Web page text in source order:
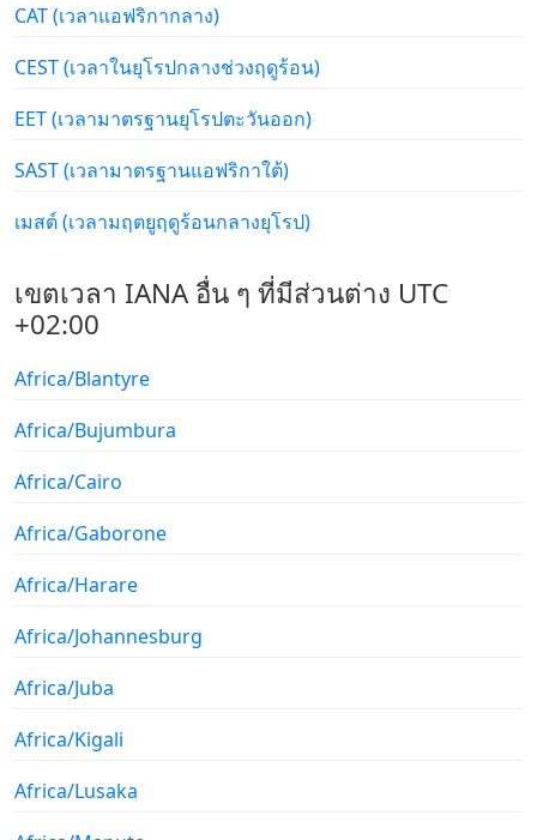
CAT (เวลาแอฟริกากลาง)
CEST (เวลาในยุโรปกลางช่วงฤดูร้อน)
EET (เวลามาตรฐานยุโรปตะวันออก)
SAST (เวลามาตรฐานแอฟริกาใต้)
เมสต์ (เวลามฤตยูฤดูร้อนกลางยุโรป)
เขตเวลา IANA อื่น ๆ ที่มีส่วนต่าง UTC
+02:00
Africa/Blantyre
Africa/Bujumbura
Africa/Cairo
Africa/Gaborone
Africa/Harare
Africa/Johannesburg
Africa/Juba
Africa/Kigali
Africa/Lusaka